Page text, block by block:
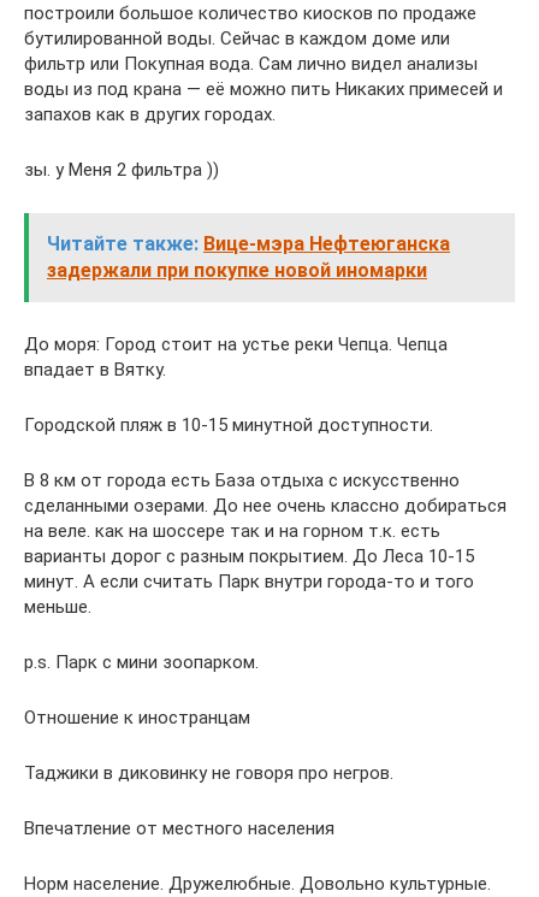
построили большое количество киосков по продаже
бутилированной воды. Сейчас в каждом доме или
фильтр или Покупная вода. Сам лично видел анализы
воды из под крана — её можно пить Никаких примесей и
запахов как в других городах.
зы. у Меня 2 фильтра ))
Читайте также: Вице-мэра Нефтеюганска
задержали при покупке новой иномарки
До моря: Город стоит на устье реки Чепца. Чепца
впадает в Вятку.
Городской пляж в 10-15 минутной доступности.
В 8 км от города есть База отдыха с искусственно
сделанными озерами. До нее очень классно добираться
на веле. как на шоссере так и на горном т.к. есть
варианты дорог с разным покрытием. До Леса 10-15
минут. А если считать Парк внутри города-то и того
меньше.
p.s. Парк с мини зоопарком.
Отношение к иностранцам
Таджики в диковинку не говоря про негров.
Впечатление от местного населения
Норм население. Дружелюбные. Довольно культурные.